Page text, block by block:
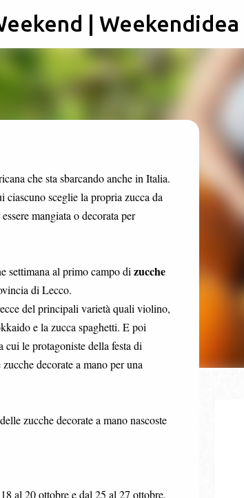
principali | Weekendidea
che sta sbarcando anche in Italia.
ciascuno sceglie la propria zucca da
mangiata o decorata per
settimana al primo campo di zucche
di Lecco.
del principali varietà quali violino,
e la zucca spaghetti. E poi
cui le protagoniste della festa di
decorate a mano per una
zucche decorate a mano nascoste
al 20 ottobre e dal 25 al 27 ottobre.